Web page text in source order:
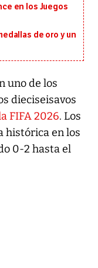
en los Juegos
de oro y un
uno de los
dieciseisavos
FIFA 2026. Los
histórica en los
0-2 hasta el